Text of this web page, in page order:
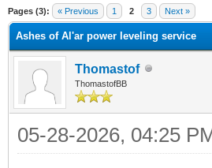
Pages (3): « Previous 1 2 3 Next »
Ashes of Al'ar power leveling service
Thomastof
ThomastofBB
05-28-2026, 04:25